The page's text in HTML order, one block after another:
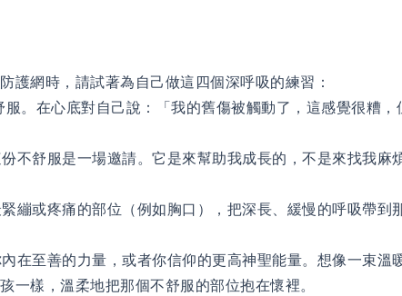
護網時，請試著為自己做這四個深呼吸的練習：
。在心底對自己說：「我的舊傷被觸動了，這感覺很糟，
不舒服是一場邀請。它是來幫助我成長的，不是來找我麻
繃或疼痛的部位（例如胸口），把深長、緩慢的呼吸帶到
在至善的力量，或者你信仰的更高神聖能量。想像一束溫
一樣，溫柔地把那個不舒服的部位抱在懷裡。